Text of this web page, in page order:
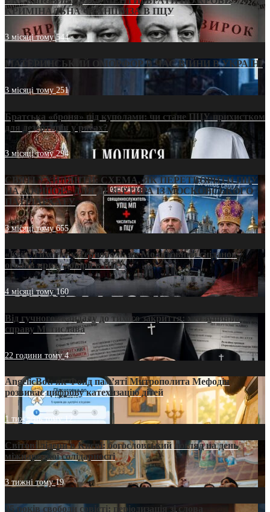
КРИМІНАЛЬНА ФРАНШИЗА В ПЦУ
3 місяці тому544
МАТЕРИНСЬКИЙ ОМОРФОР В ЧАС ВІЙНИ В УКРАЇНІ
3 місяці тому251
Братська «броня» під куполами: чи стане ПЦУ прихистком
для дезертирів у рясах?
3 місяці тому294
СВЯТІ УХИЛЯНТИ: СХЕМА, ЯК ПЕРЕТВОРИТИ ПЦУ
НА «ОФШОР» ДЛЯ ДЕЗЕРТИРА ІЗ МОСКОВСЬКОГО
ПАТРІАРХАТУ
3 місяці тому655
«Кейс Тихона» у Тернополі: як Молитовний сніданок
оголив кризу довіри в ПЦУ
4 місяці тому160
Від гучного скандалу до тихого закриття: хто зупинив
справу Мстислава
22 години тому4
AngelicBot: як Фонд пам’яті Митрополита Мефодія
розвиває цифрову катехизацію дітей
1 тиждень тому12
Світові лідери в Києві: богословський погляд на день
міжнародної солідарності
3 тижні тому19
35 років свободи совісті: періодизація зі слова